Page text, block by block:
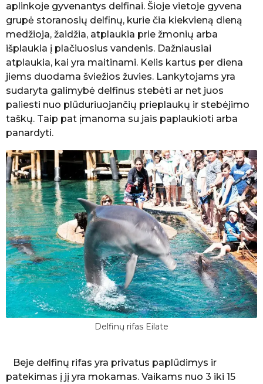
aplinkoje gyvenantys delfinai. Šioje vietoje gyvena
grupė storanosių delfinų, kurie čia kiekvieną dieną
medžioja, žaidžia, atplaukia prie žmonių arba
išplaukia į plačiuosius vandenis. Dažniausiai
atplaukia, kai yra maitinami. Kelis kartus per diena
jiems duodama šviežios žuvies. Lankytojams yra
sudaryta galimybė delfinus stebėti ar net juos
paliesti nuo plūduriuojančių prieplaukų ir stebėjimo
taškų. Taip pat įmanoma su jais paplaukioti arba
panardyti.
Delfinų rifas Eilate
Beje delfinų rifas yra privatus paplūdimys ir
patekimas į jį yra mokamas. Vaikams nuo 3 iki 15